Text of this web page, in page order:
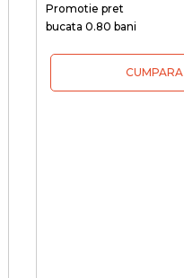
Promotie pret
bucata 0.80 bani
CUMPARA